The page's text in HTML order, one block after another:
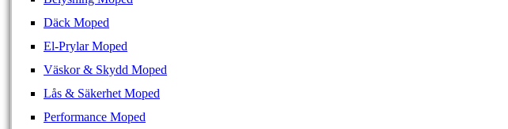
Däck Moped
El-Prylar Moped
Väskor & Skydd Moped
Lås & Säkerhet Moped
Performance Moped